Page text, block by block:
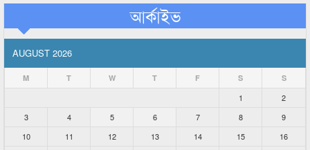
আর্কাইভ
AUGUST 2026
M T W T F S S
1
2
3
4 5 6 7 8
9
10
11 12 13 14 15 16